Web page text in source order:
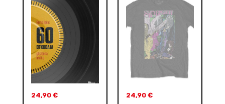
24,90 € 24,90 €